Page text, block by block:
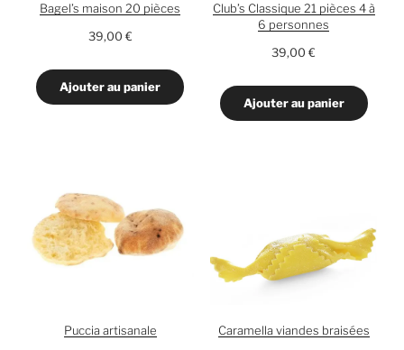
Bagel’s maison 20 pièces
39,00 €
Ajouter au panier
Club’s Classique 21 pièces 4 à
6 personnes
39,00€
Ajouter au panier
Puccia artisanale
Caramella viandes braisées